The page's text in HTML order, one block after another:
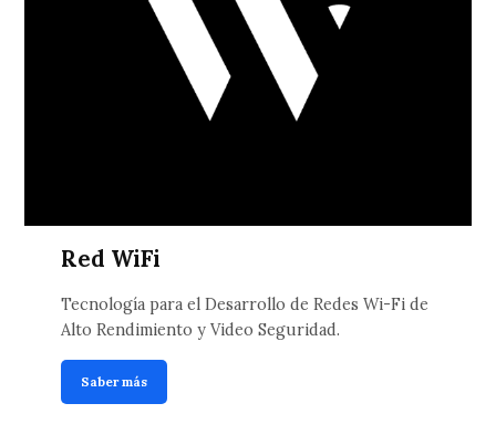
Red WiFi
Tecnología para el Desarrollo de Redes Wi-Fi de
Alto Rendimiento y Video Seguridad.
Saber más